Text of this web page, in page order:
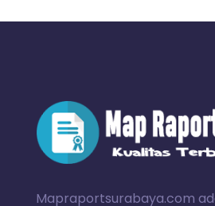
Mapraportsurabaya.com